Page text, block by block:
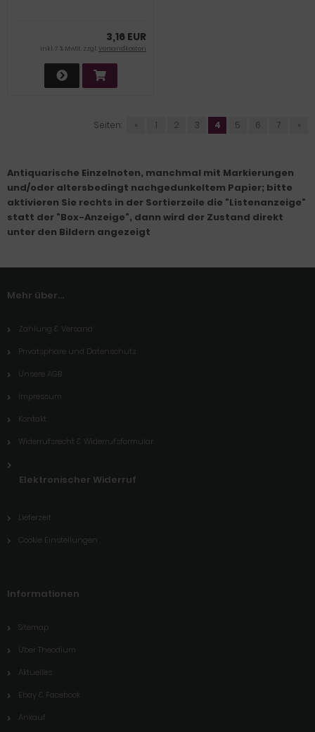
3,16 EUR
inkl. 7 % MwSt. zzgl.Versandkosten
Seiten: « 1 2 3 4 5 6 7 »
Antiquarische Einzelnoten, manchmal mit Markierungen
und/oder altersbedingt nachgedunkeltem Papier; bitte
aktivieren Sie rechts in der Sortierzeile die "Listenanzeige"
statt der "Box-Anzeige", dann wird der Zustand direkt
unter den Bildern angezeigt
Mehr über...
Zahlung & Versand
Privatsphäre und Datenschutz
Unsere AGB
Impressum
Kontakt
Widerrufsrecht & Widerrufsformular
Elektronischer Widerruf
Lieferzeit
Cookie Einstellungen
Informationen
Sitemap
Über Theodium
Aktuelles
Ebay & Facebook
Ankauf